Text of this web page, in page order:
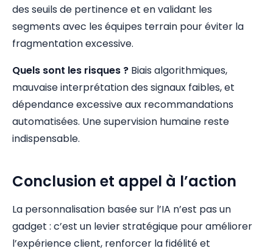
des seuils de pertinence et en validant les
segments avec les équipes terrain pour éviter la
fragmentation excessive.
Quels sont les risques ? Biais algorithmiques,
mauvaise interprétation des signaux faibles, et
dépendance excessive aux recommandations
automatisées. Une supervision humaine reste
indispensable.
Conclusion et appel à l’action
La personnalisation basée sur l’IA n’est pas un
gadget : c’est un levier stratégique pour améliorer
l’expérience client, renforcer la fidélité et